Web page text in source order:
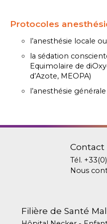
Protocoles
l’anesthésie locale
la sédation
Equimolaire de
d’Azote, MEOPA)
l’anesthésie générale
Contact
Tél.
Nous
Filière de Santé